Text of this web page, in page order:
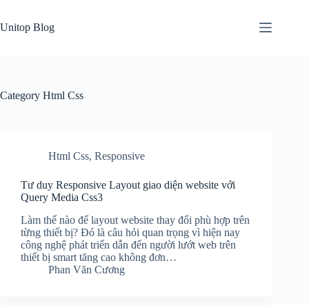
content
Unitop Blog
Category Html Css
Html Css, Responsive
Tư duy Responsive Layout giao diện website với
Query Media Css3
Làm thể nào để layout website thay đổi phù hợp trên
từng thiết bị? Đó là câu hỏi quan trọng vì hiện nay
công nghệ phát triển dẫn đến người lướt web trên
thiết bị smart tăng cao không đơn…
Phan Văn Cương